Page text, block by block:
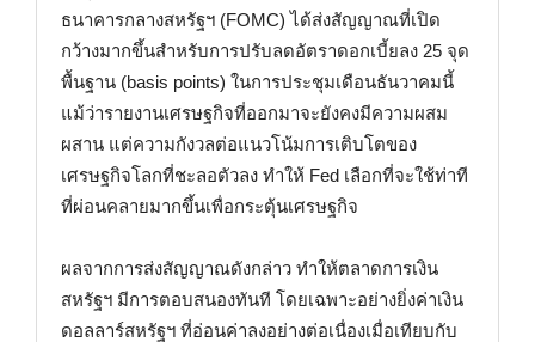
ธนาคารกลางสหรัฐฯ (FOMC) ได้ส่งสัญญาณที่เปิด
กว้างมากขึ้นสำหรับการปรับลดอัตราดอกเบี้ยลง 25 จุด
พื้นฐาน (basis points) ในการประชุมเดือนธันวาคมนี้
แม้ว่ารายงานเศรษฐกิจที่ออกมาจะยังคงมีความผสม
ผสาน แต่ความกังวลต่อแนวโน้มการเติบโตของ
เศรษฐกิจโลกที่ชะลอตัวลง ทำให้ Fed เลือกที่จะใช้ท่าที
ที่ผ่อนคลายมากขึ้นเพื่อกระตุ้นเศรษฐกิจ
ผลจากการส่งสัญญาณดังกล่าว ทำให้ตลาดการเงิน
สหรัฐฯ มีการตอบสนองทันที โดยเฉพาะอย่างยิ่งค่าเงิน
ดอลลาร์สหรัฐฯ ที่อ่อนค่าลงอย่างต่อเนื่องเมื่อเทียบกับ